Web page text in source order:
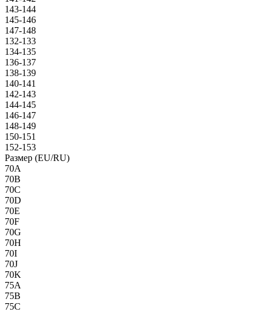
143-144
145-146
147-148
132-133
134-135
136-137
138-139
140-141
142-143
144-145
146-147
148-149
150-151
152-153
Размер (EU/RU)
70A
70B
70C
70D
70E
70F
70G
70H
70I
70J
70K
75A
75B
75C